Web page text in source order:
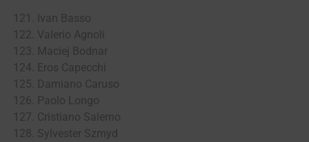
121. Ivan Basso
122. Valerio Agnoli
123. Maciej Bodnar
124. Eros Capecchi
125. Damiano Caruso
126. Paolo Longo
127. Cristiano Salerno
128. Sylvester Szmyd